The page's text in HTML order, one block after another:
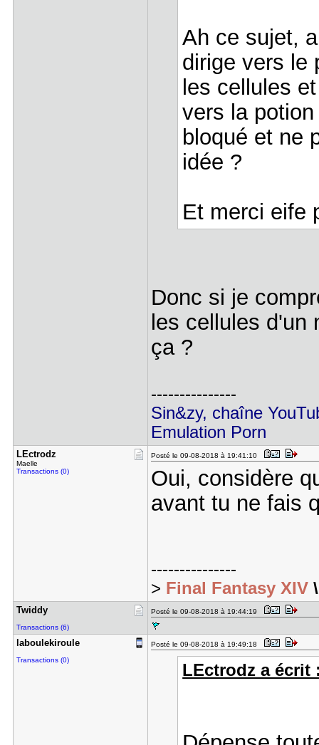
Ah ce sujet,
dirige vers le
les cellules
vers la
bloqué et ne
idée ?
Et merci eife
Donc si je
les cellules
ça ?
---------------
Sin&zy, chaîne
Emulation Porn
LEctrodz
Maelle
Transactions (0)
Posté le 09-08-2018 à 19:41:10
Oui, considère
avant tu ne fais
---------------
> Final Fantasy XIV
Twiddy
Transactions (6)
Posté le 09-08-2018 à 19:44:19
laboulekir​oule
Transactions (0)
Posté le 09-08-2018 à 19:49:18
LEctrodz a écrit